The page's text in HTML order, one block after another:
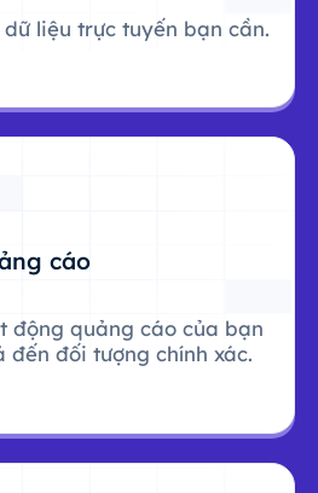
liệu trực tuyến bạn cần.
cáo
động quảng cáo của bạn
đến đối tượng chính xác.